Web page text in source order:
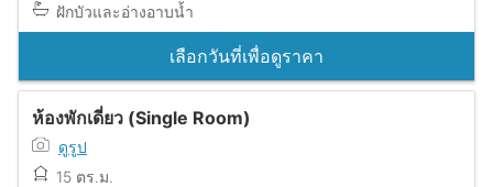
ฝักบัวและอ่างอาบน้ำ
เลือกวันที่เพื่อดูราคา
ห้องพักเดี่ยว (Single Room)
ดูรูป
15 ตร.ม.